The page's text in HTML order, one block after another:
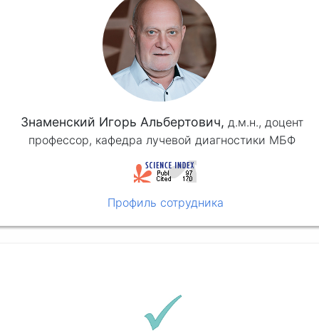
Знаменский Игорь Альбертович, д.м.н., доцент
профессор, кафедра лучевой диагностики МБФ
Профиль сотрудника